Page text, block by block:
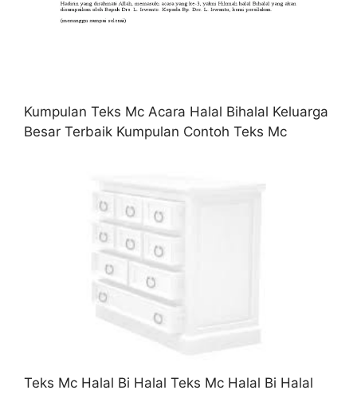
Kumpulan Teks Mc Acara Halal Bihalal Keluarga
Besar Terbaik Kumpulan Contoh Teks Mc
Teks Mc Halal Bi Halal Teks Mc Halal Bi Halal